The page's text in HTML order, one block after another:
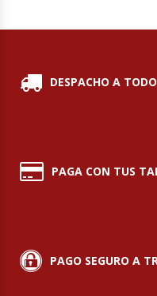
DESPACHO A
PAGA CON TUS
PAGO SEGURO A